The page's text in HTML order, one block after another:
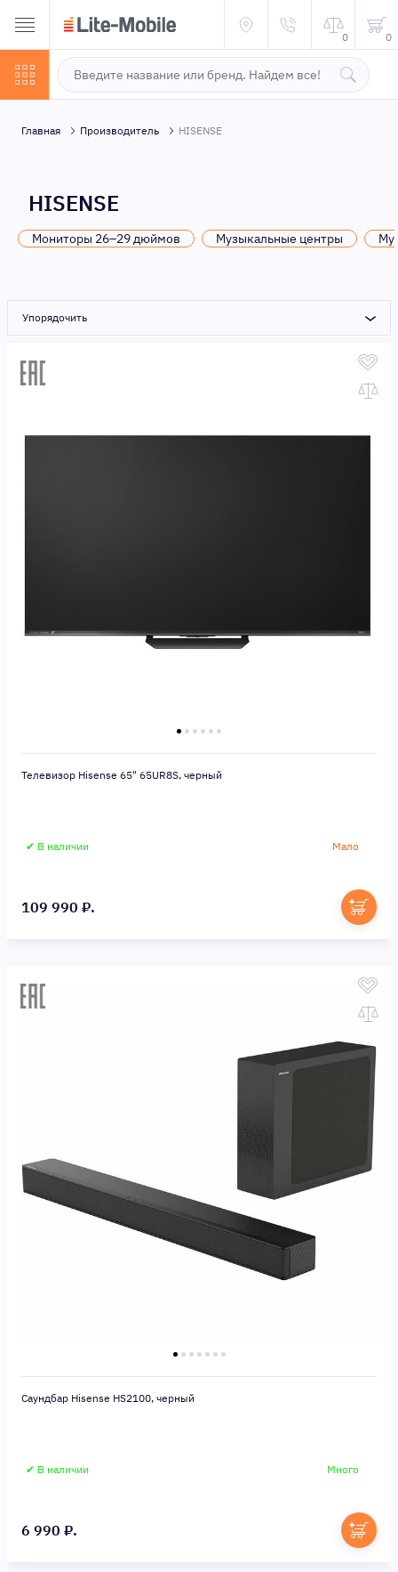
0 0
Главная Производитель HISENSE
HISENSE
Мониторы 26–29 дюймов Музыкальные центры
Упорядочить
Телевизор Hisense 65" 65UR8S, черный
✔ В наличии Мало
109 990 ₽.
Саундбар Hisense HS2100, черный
✔ В наличии Много
6 990 ₽.